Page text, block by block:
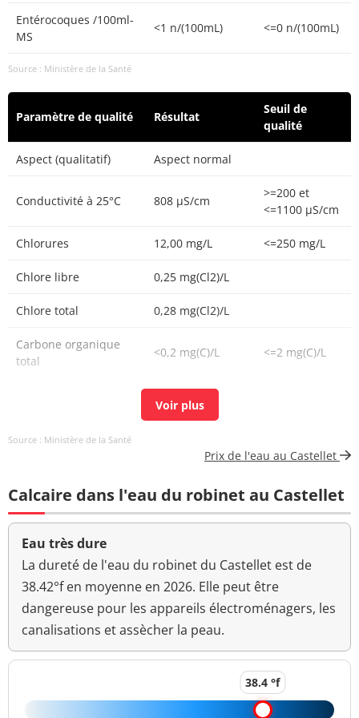
Entérocoques /100ml-
MS
<1 n/(100mL) <=0 n/(100mL)
Source : Ministère de la Santé
Paramètre de qualité Résultat
Seuil de
qualité
Aspect (qualitatif) Aspect normal
Conductivité à 25°C 808 µS/cm
>=200 et
<=1100 µS/cm
Chlorures 12,00 mg/L <=250 mg/L
Chlore libre 0,25 mg(Cl2)/L
Chlore total 0,28 mg(Cl2)/L
Carbone organique
total
<0,2 mg(C)/L <=2 mg(C)/L
changement
Bact. aér. revivifiables
<1 n/mL
Bact. aér. revivifiables
à 36°-44h
<1 n/mL
Ammonium (en NH4) <0,01 mg/L <=0,1 mg/L
pH 7,6 unité pH
>=6,5 et <=9
unité pH
Aucun
Source : Ministère de la Santé
Prix de l'eau au Castellet
Calcaire dans l'eau du robinet au Castellet
Eau très dure
La dureté de l'eau du robinet du Castellet est de
38.42°f en moyenne en 2026. Elle peut être
dangereuse pour les appareils électroménagers, les
canalisations et assècher la peau.
38.4 °f